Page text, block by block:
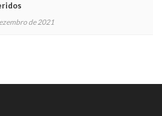
de 2021